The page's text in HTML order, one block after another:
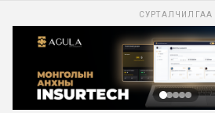
СУРТАЛЧИЛГАА